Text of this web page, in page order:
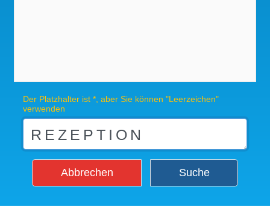
Der Platzhalter ist *, aber Sie können "Leerzeichen"
verwenden
Abbrechen Suche